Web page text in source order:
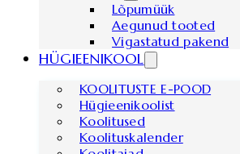
Lõpumüük
Aegunud tooted
Vigastatud pakend
HÜGIEENIKOOL
KOOLITUSTE E-POOD
Hügieenikoolist
Koolitused
Koolituskalender